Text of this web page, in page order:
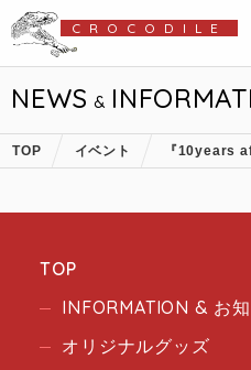
CROCODILE
NEWS &
TOP イベント 『10years
TOP
INFORMATION & お
オリジナルグッズ